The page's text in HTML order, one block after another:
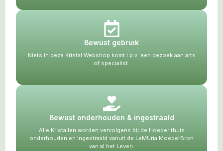
Bewust gebruik
Niets in deze Kristal Webshop komt i.p.v. een bezoek aan arts
of specialist.
Bewust onderhouden & ingestraald
Alle Kristallen worden vervolgens bij de Hoeder thuis
onderhouden en ingestraald vanuit de LeMUria MoederBron
van al het Leven.